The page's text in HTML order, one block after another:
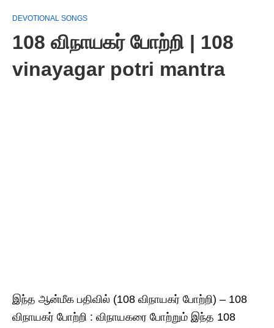
DEVOTIONAL SONGS
108 விநாயகர் போற்றி | 108
vinayagar potri mantra
இந்த ஆன்மீக பதிவில் (108 விநாயகர் போற்றி) – 108
விநாயகர் போற்றி : விநாயகரை போற்றும் இந்த 108